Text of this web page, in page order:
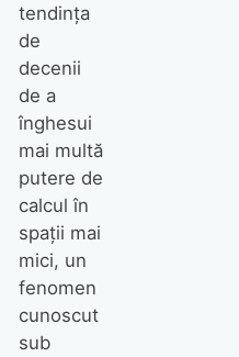
tendința
de
decenii
de a
înghesui
mai multă
putere de
calcul în
spații mai
mici, un
fenomen
cunoscut
sub